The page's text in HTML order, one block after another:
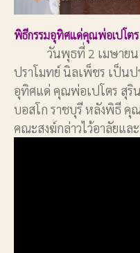
พิธีกรรมอุทิศแด่คุณพ่อเปโต
วันพุธที่ 2 เมษายน
ปราโมทย์ นิลเพ็ชร เป็น
อุทิศแด่ คุณพ่อเปโตร สุ
บอสโก ราชบุรี หลังพิธี
คณะสงฆ์กล่าวไว้อาลัยแล